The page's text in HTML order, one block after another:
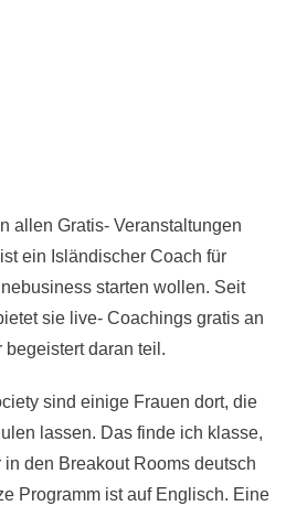
allen Gratis- Veranstaltungen
ein Isländischer Coach für
starten wollen. Seit
sie live- Coachings gratis an
begeistert daran teil.
sind einige Frauen dort, die
lassen. Das finde ich klasse,
den Breakout Rooms deutsch
Programm ist auf Englisch. Eine